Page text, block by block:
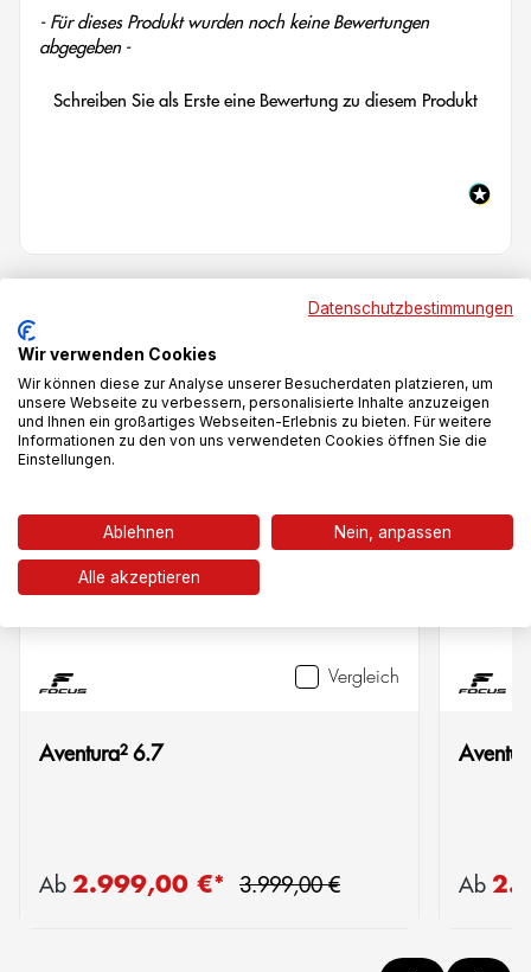
- Für dieses Produkt wurden noch keine Bewertungen
abgegeben -
Schreiben Sie als Erste eine Bewertung zu diesem Produkt
New content loaded
Das könnte dir auch gefallen
-25%
Vergleich
Aventura² 6.7
Verkaufspreis:
Ab 2.999,00 €* Regulärer Preis:
3.999,00 €
-28%
Ab
Datenschutzbestimmungen
Wir verwenden Cookies
Wir können diese zur Analyse unserer Besucherdaten platzieren, um
unsere Webseite zu verbessern, personalisierte Inhalte anzuzeigen
und Ihnen ein großartiges Webseiten-Erlebnis zu bieten. Für weitere
Informationen zu den von uns verwendeten Cookies öffnen Sie die
Einstellungen.
Ablehnen Nein, anpassen
Alle akzeptieren